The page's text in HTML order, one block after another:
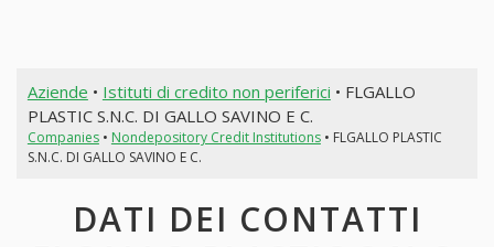
Aziende • Istituti di credito non periferici • FLGALLO
PLASTIC S.N.C. DI GALLO SAVINO E C.
Companies• Nondepository Credit Institutions• FLGALLO PLASTIC
S.N.C. DI GALLO SAVINO E C.
DATI DEI CONTATTI